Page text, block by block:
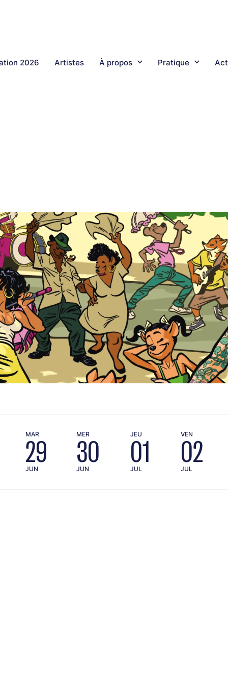
2026 Artistes À propos Pratique
MAR
29
JUN
MER
30
JUN
JEU
01
JUL
VEN
02
JUL